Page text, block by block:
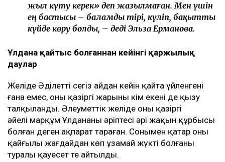
жыл күту керек» деп жазылмаған. Мен үшін
ең бастысы – баламды тірі, күліп, бақытты
күйде көру болды, – деді Эльза Ерманова.
Ұлдана қайтыс болғаннан кейінгі қаржылық
даулар
Желіде Әділеттің сегіз айдан кейін қайта үйленгені
ғана емес, оның қазіргі жарының кім екені де қызу
талқыланды. Әлеуметтік желіде оның қазіргі
әйелі марқұм Ұлдананың әріптесі әрі жақын құрбысы
болған деген ақпарат тараған. Сонымен қатар оның
қайғылы жағдайдан көп ұзамай жүкті болғаны
туралы қауесет те айтылды.